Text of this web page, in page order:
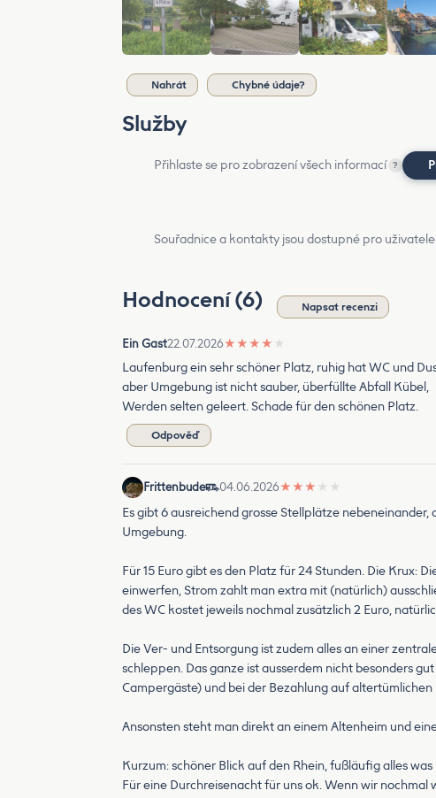
Nahrát Chybné údaje?
Služby
Přihlaste se pro zobrazení všech informací ?
Souřadnice a kontakty jsou dostupné pro
Hodnocení (6) Napsat recenzi
Ein Gast22.07.2026★ ★ ★ ★ ★
Laufenburg ein sehr schöner Platz, ruhig hat WC und
aber Umgebung ist nicht sauber, überfüllte Abfall Kübel,
Werden selten geleert. Schade für den schönen Platz.
Odpověď
Frittenbude 04.06.2026★ ★ ★ ★ ★
Es gibt 6 ausreichend grosse Stellplätze
Umgebung.
Für 15 Euro gibt es den Platz für 24 Stunden. Die Krux:
einwerfen, Strom zahlt man extra mit (natürlich)
des WC kostet jeweils nochmal zusätzlich 2 Euro,
Die Ver- und Entsorgung ist zudem alles an einer
schleppen. Das ganze ist ausserdem nicht besonders
Campergäste) und bei der Bezahlung auf
Ansonsten steht man direkt an einem Altenheim und
Kurzum: schöner Blick auf den Rhein, fußläufig alles
Für eine Durchreisenacht für uns ok. Wenn wir